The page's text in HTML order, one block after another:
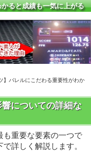
ると成績も一気に上がる
】バレルにこだわる重要性がわか
についての詳細な
も重要な要素の一つで
詳しく解説します。